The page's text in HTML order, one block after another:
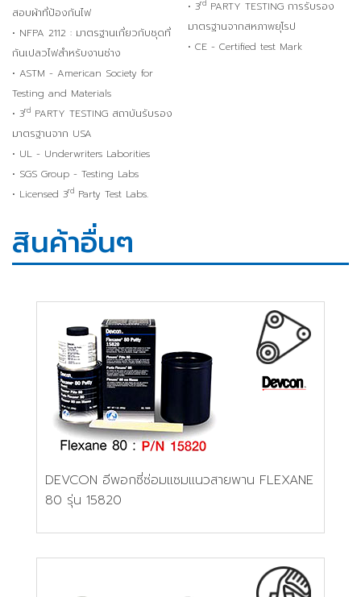
สอบผ้าที่ป้องกันไฟ
• NFPA 2112 : มาตรฐานเกี่ยวกับชุดที่
กันเปลวไฟสำหรับงานช่าง
• ASTM - American Society for
Testing and Materials
• 3rd PARTY TESTING สถาบันรับรอง
มาตรฐานจาก USA
• UL - Underwriters Laborities
• SGS Group - Testing Labs
• Licensed 3rd Party Test Labs.
• 3rd PARTY TESTING การรับรอง
มาตรฐานจากสหภาพยุโรป
• CE - Certified test Mark
สินค้าอื่นๆ
DEVCON อีพอกซี่ซ่อมแซมแนวสายพาน FLEXANE
80 รุ่น 15820